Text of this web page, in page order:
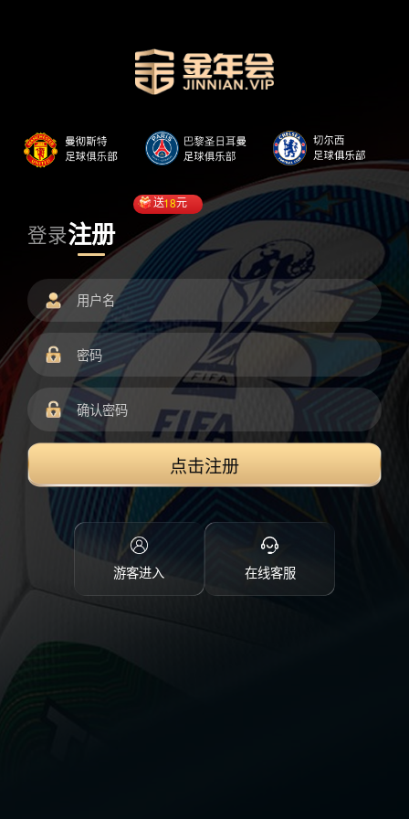
登录注册
送18元
点击注册
游客进入 在线客服